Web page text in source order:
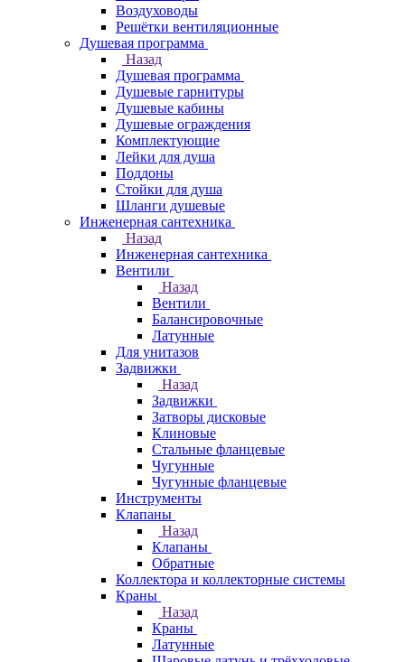
Воздуховоды
Решётки вентиляционные
Душевая программа
Назад
Душевая программа
Душевые гарнитуры
Душевые кабины
Душевые ограждения
Комплектующие
Лейки для душа
Поддоны
Стойки для душа
Шланги душевые
Инженерная сантехника
Назад
Инженерная сантехника
Вентили
Назад
Вентили
Балансировочные
Латунные
Для унитазов
Задвижки
Назад
Задвижки
Затворы дисковые
Клиновые
Стальные фланцевые
Чугунные
Чугунные фланцевые
Инструменты
Клапаны
Назад
Клапаны
Обратные
Коллектора и коллекторные системы
Краны
Назад
Краны
Латунные